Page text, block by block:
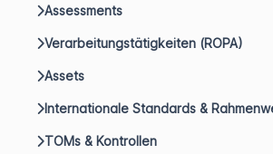
Assessments
Verarbeitungstätigkeiten (ROPA)
Assets
Internationale Standards &
TOMs & Kontrollen